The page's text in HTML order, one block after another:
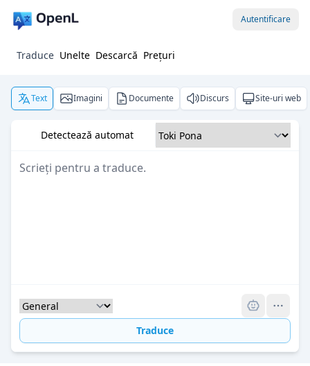
Autentificare
Traduce Unelte Descarcă Prețuri
Text Imagini Documente Discurs Site-uri web
Detectează automat
Traduce